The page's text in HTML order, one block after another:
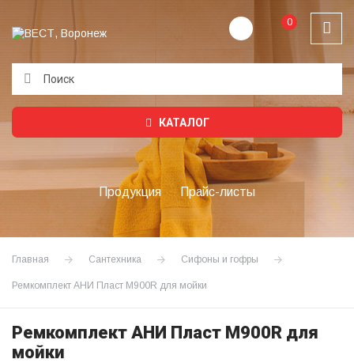
0
КАТАЛОГ
Продукция Прайс-листы
Главная Сантехника Сифоны и гофры
Ремкомплект АНИ Пласт M900R для мойки
Ремкомплект АНИ Пласт M900R для
мойки